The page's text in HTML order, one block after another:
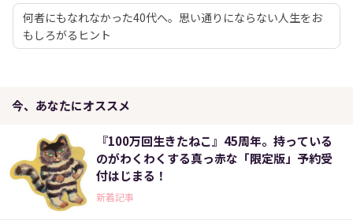
何者にもなれなかった40代へ。思い通りにならない人生をお
もしろがるヒント
今、あなたにオススメ
『100万回生きたねこ』45周年。持っている
のがわくわくする真っ赤な「限定版」予約受
付はじまる！
新着記事